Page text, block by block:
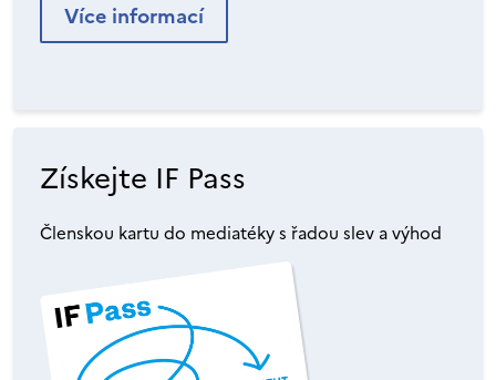
Více informací
Získejte IF Pass
Členskou kartu do mediatéky s řadou slev a výhod